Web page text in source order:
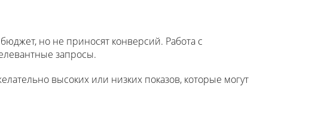
но не приносят конверсий. Работа с
запросы.
высоких или низких показов, которые могут